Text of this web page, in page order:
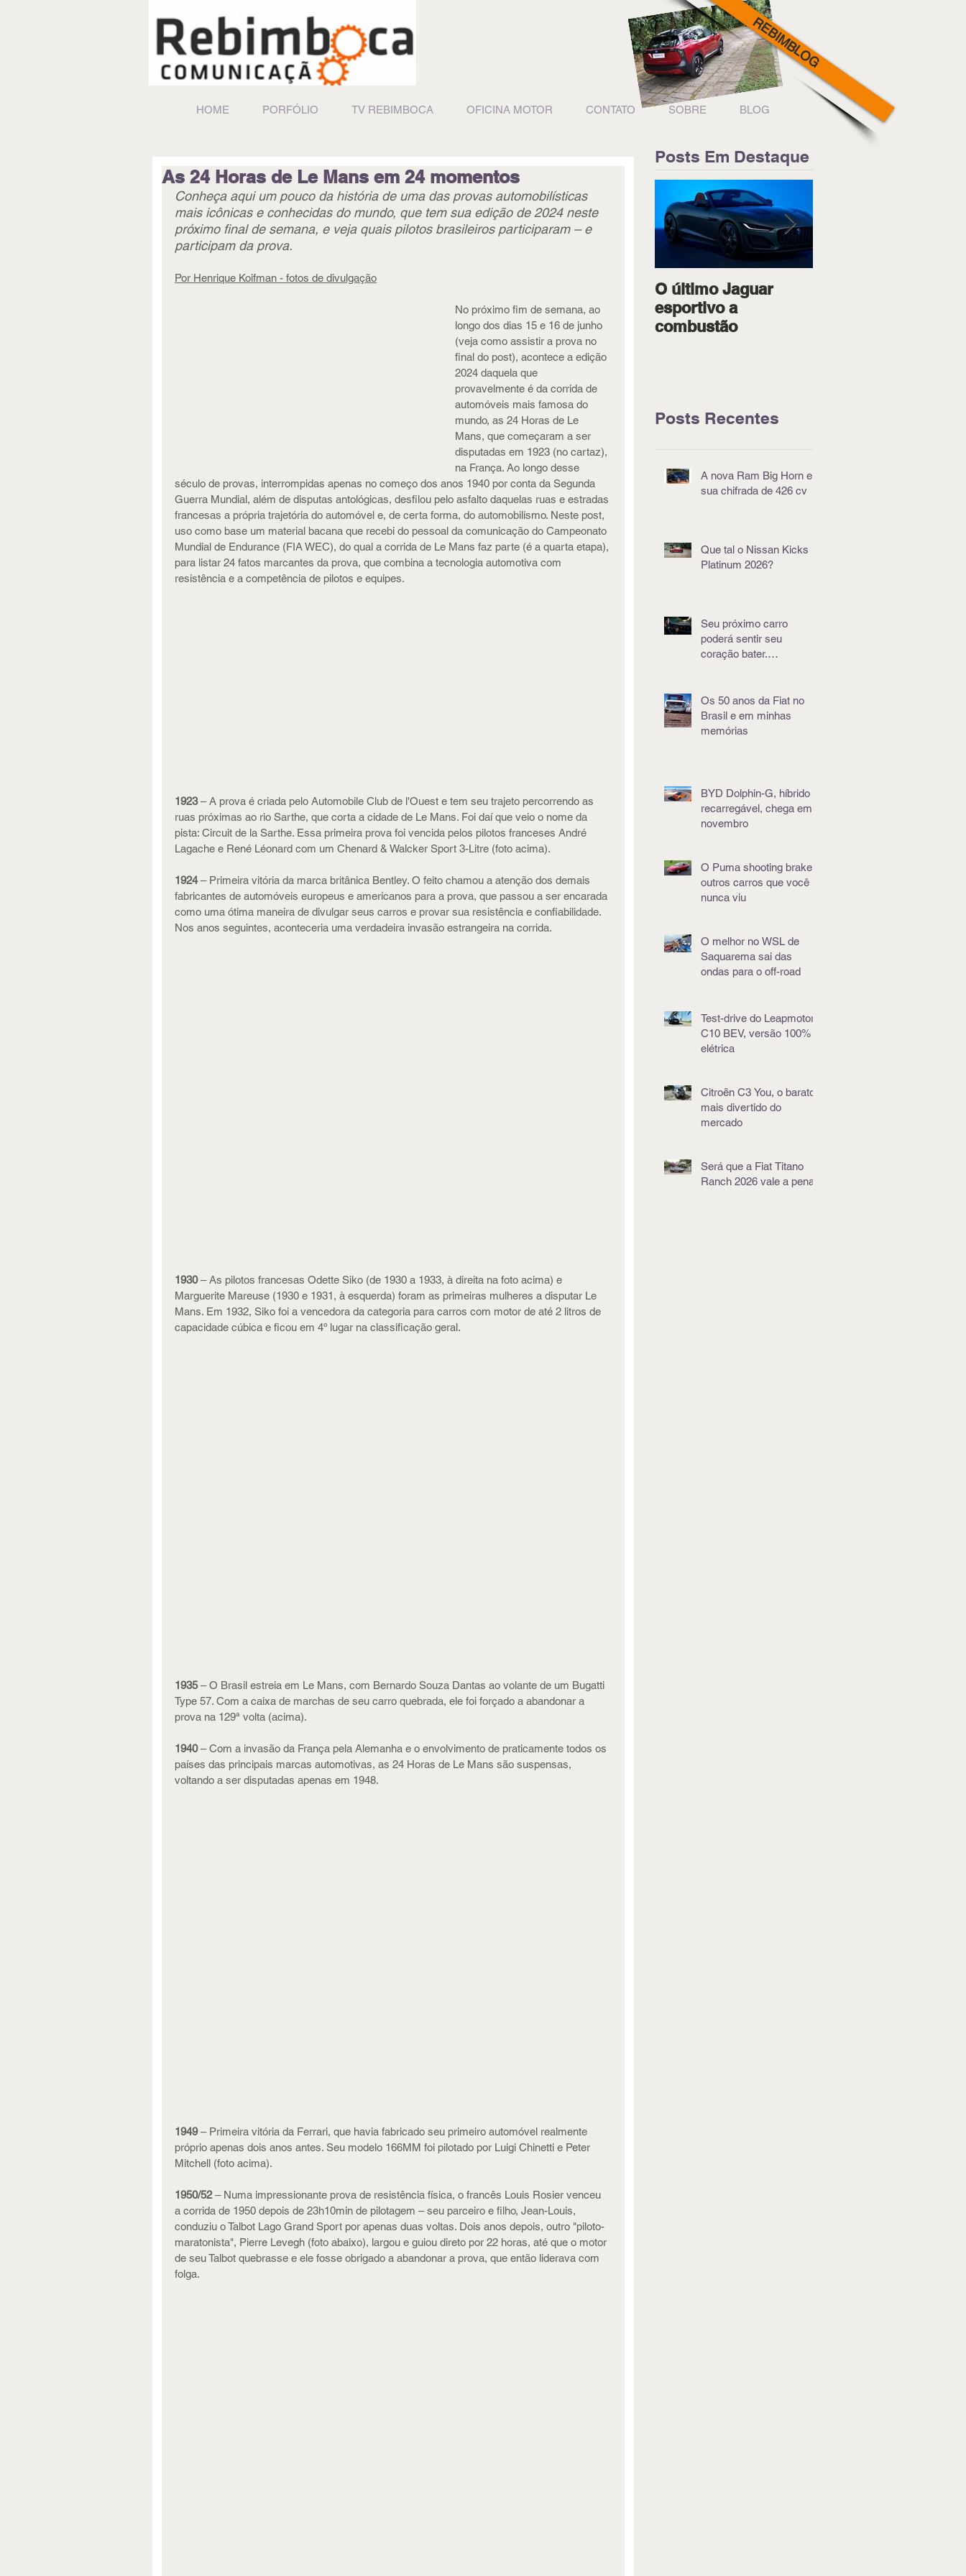
REBIMBLOG
HOME PORFÓLIO TV REBIMBOCA OFICINA MOTOR CONTATO SOBRE BLOG
As 24 Horas de Le Mans em 24 momentos
Conheça aqui um pouco da história de uma das provas automobilísticas
mais icônicas e conhecidas do mundo, que tem sua edição de 2024 neste
próximo final de semana, e veja quais pilotos brasileiros participaram – e
participam da prova.
Por Henrique Koifman - fotos de divulgação
No próximo fim de semana, ao
longo dos dias 15 e 16 de junho
(veja como assistir a prova no
final do post), acontece a edição
2024 daquela que
provavelmente é da corrida de
automóveis mais famosa do
mundo, as 24 Horas de Le
Mans, que começaram a ser
disputadas em 1923 (no cartaz),
na França. Ao longo desse
século de provas, interrompidas apenas no começo dos anos 1940 por conta da Segunda
Guerra Mundial, além de disputas antológicas, desfilou pelo asfalto daquelas ruas e estradas
francesas a própria trajetória do automóvel e, de certa forma, do automobilismo. Neste post,
uso como base um material bacana que recebi do pessoal da comunicação do Campeonato
Mundial de Endurance (FIA WEC), do qual a corrida de Le Mans faz parte (é a quarta etapa),
para listar 24 fatos marcantes da prova, que combina a tecnologia automotiva com
resistência e a competência de pilotos e equipes.
1923 – A prova é criada pelo Automobile Club de l'Ouest e tem seu trajeto percorrendo as
ruas próximas ao rio Sarthe, que corta a cidade de Le Mans. Foi daí que veio o nome da
pista: Circuit de la Sarthe. Essa primeira prova foi vencida pelos pilotos franceses André
Lagache e René Léonard com um Chenard & Walcker Sport 3-Litre (foto acima).
1924 – Primeira vitória da marca britânica Bentley. O feito chamou a atenção dos demais
fabricantes de automóveis europeus e americanos para a prova, que passou a ser encarada
como uma ótima maneira de divulgar seus carros e provar sua resistência e confiabilidade.
Nos anos seguintes, aconteceria uma verdadeira invasão estrangeira na corrida.
1930 – As pilotos francesas Odette Siko (de 1930 a 1933, à direita na foto acima) e
Marguerite Mareuse (1930 e 1931, à esquerda) foram as primeiras mulheres a disputar Le
Mans. Em 1932, Siko foi a vencedora da categoria para carros com motor de até 2 litros de
capacidade cúbica e ficou em 4º lugar na classificação geral.
1935 – O Brasil estreia em Le Mans, com Bernardo Souza Dantas ao volante de um Bugatti
Type 57. Com a caixa de marchas de seu carro quebrada, ele foi forçado a abandonar a
prova na 129ª volta (acima).
1940 – Com a invasão da França pela Alemanha e o envolvimento de praticamente todos os
países das principais marcas automotivas, as 24 Horas de Le Mans são suspensas,
voltando a ser disputadas apenas em 1948.
1949 – Primeira vitória da Ferrari, que havia fabricado seu primeiro automóvel realmente
próprio apenas dois anos antes. Seu modelo 166MM foi pilotado por Luigi Chinetti e Peter
Mitchell (foto acima).
1950/52 – Numa impressionante prova de resistência física, o francês Louis Rosier venceu
a corrida de 1950 depois de 23h10min de pilotagem – seu parceiro e filho, Jean-Louis,
conduziu o Talbot Lago Grand Sport por apenas duas voltas. Dois anos depois, outro "piloto-
maratonista", Pierre Levegh (foto abaixo), largou e guiou direto por 22 horas, até que o motor
de seu Talbot quebrasse e ele fosse obrigado a abandonar a prova, que então liderava com
folga.
Posts Em Destaque
O último Jaguar
esportivo a
combustão
Posts Recentes
A nova Ram Big Horn e
sua chifrada de 426 cv
Que tal o Nissan Kicks
Platinum 2026?
Seu próximo carro
poderá sentir seu
coração bater.
Os 50 anos da Fiat no
Brasil e em minhas
memórias
BYD Dolphin-G, híbrido e
recarregável, chega em
novembro
O Puma shooting brake e
outros carros que você
nunca viu
O melhor no WSL de
Saquarema sai das
ondas para o off-road
Test-drive do Leapmotor
C10 BEV, versão 100%
elétrica
Citroën C3 You, o barato
mais divertido do
mercado
Será que a Fiat Titano
Ranch 2026 vale a pena?